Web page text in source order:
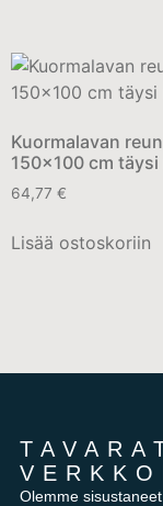
Kuormalavan
150×100 cm
64,77 €
Lisää ostoskoriin
Olemme